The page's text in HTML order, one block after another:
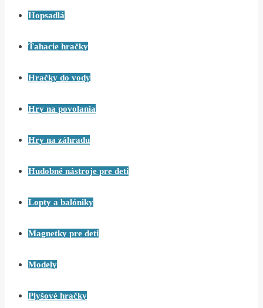
Hopsadlá
Ťahacie hračky
Hračky do vody
Hry na povolania
Hry na záhradu
Hudobné nástroje pre deti
Lopty a balóniky
Magnetky pre deti
Modely
Plyšové hračky